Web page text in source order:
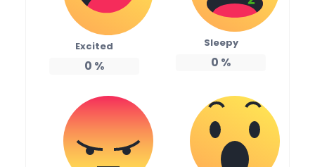
Excited
0 %
Sleepy
0 %